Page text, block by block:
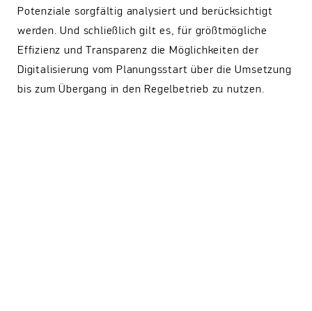
Potenziale sorgfältig analysiert und berücksichtigt
werden. Und schließlich gilt es, für größtmögliche
Effizienz und Transparenz die Möglichkeiten der
Digitalisierung vom Planungsstart über die Umsetzung
bis zum Übergang in den Regelbetrieb zu nutzen.